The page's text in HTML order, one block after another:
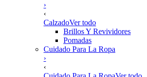
›
‹
CalzadoVer todo
Brillos Y Revividores
Pomadas
Cuidado Para La Ropa
›
‹